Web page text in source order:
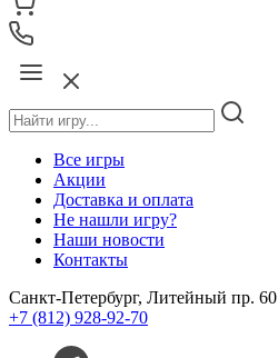
Все игры
Акции
Доставка и оплата
Не нашли игру?
Наши новости
Контакты
Санкт-Петербург, Литейный пр. 60
+7 (812) 928-92-70